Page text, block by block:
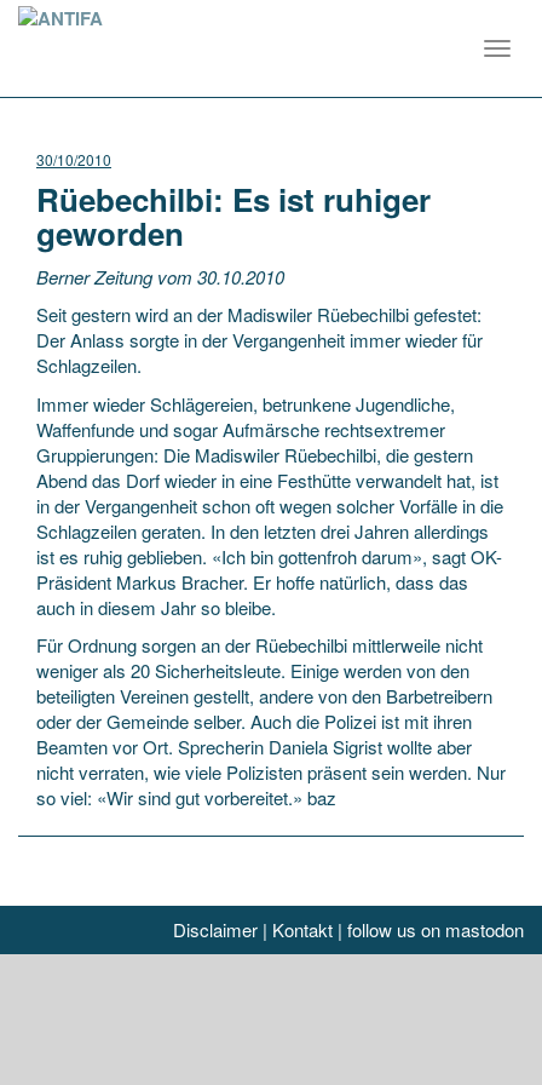
30/10/2010
Rüebechilbi: Es ist ruhiger
geworden
Berner Zeitung vom 30.10.2010
Seit gestern wird an der Madiswiler Rüebechilbi gefestet:
Der Anlass sorgte in der Vergangenheit immer wieder für
Schlagzeilen.
Immer wieder Schlägereien, betrunkene Jugendliche,
Waffenfunde und sogar Aufmärsche rechtsextremer
Gruppierungen: Die Madiswiler Rüebechilbi, die gestern
Abend das Dorf wieder in eine Festhütte verwandelt hat, ist
in der Vergangenheit schon oft wegen solcher Vorfälle in die
Schlagzeilen geraten. In den letzten drei Jahren allerdings
ist es ruhig geblieben. «Ich bin gottenfroh darum», sagt OK-
Präsident Markus Bracher. Er hoffe natürlich, dass das
auch in diesem Jahr so bleibe.
Für Ordnung sorgen an der Rüebechilbi mittlerweile nicht
weniger als 20 Sicherheitsleute. Einige werden von den
beteiligten Vereinen gestellt, andere von den Barbetreibern
oder der Gemeinde selber. Auch die Polizei ist mit ihren
Beamten vor Ort. Sprecherin Daniela Sigrist wollte aber
nicht verraten, wie viele Polizisten präsent sein werden. Nur
so viel: «Wir sind gut vorbereitet.» baz
Disclaimer | Kontakt | follow us on mastodon